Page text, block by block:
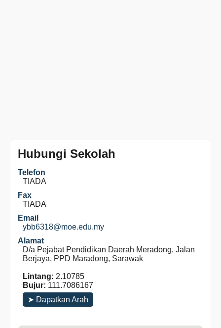
Hubungi Sekolah
Telefon
TIADA
Fax
TIADA
Email
ybb6318@moe.edu.my
Alamat
D/a Pejabat Pendidikan Daerah Meradong, Jalan
Berjaya, PPD Maradong, Sarawak
Lintang: 2.10785
Bujur: 111.7086167
➤ Dapatkan Arah